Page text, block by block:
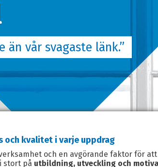
än vår svagaste länk.”
och kvalitet i varje uppdrag
och en avgörande faktor för
stort på utbildning, utveckling och